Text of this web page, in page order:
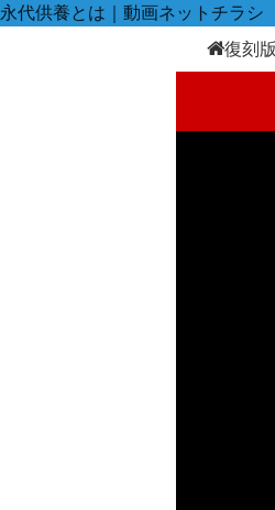
永代供養とは｜動画ネットチラシ
復刻